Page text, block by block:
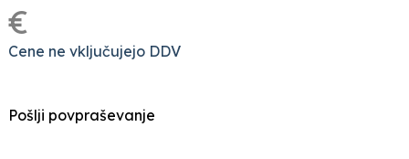
€
Cene ne vključujejo DDV
Pošlji povpraševanje